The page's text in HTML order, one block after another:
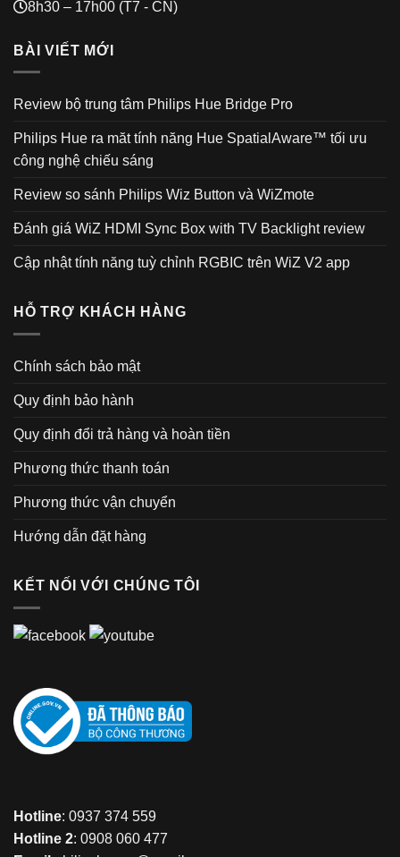
8h30 – 17h00 (T7 - CN)
BÀI VIẾT MỚI
Review bộ trung tâm Philips Hue Bridge Pro
Philips Hue ra măt tính năng Hue SpatialAware™ tối ưu
công nghệ chiếu sáng
Review so sánh Philips Wiz Button và WiZmote
Đánh giá WiZ HDMI Sync Box with TV Backlight review
Cập nhật tính năng tuỳ chỉnh RGBIC trên WiZ V2 app
HỖ TRỢ KHÁCH HÀNG
Chính sách bảo mật
Quy định bảo hành
Quy định đổi trả hàng và hoàn tiền
Phương thức thanh toán
Phương thức vận chuyển
Hướng dẫn đặt hàng
KẾT NỐI VỚI CHÚNG TÔI
Hotline: 0937 374 559
Hotline 2: 0908 060 477